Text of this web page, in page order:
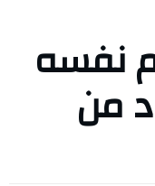
نفسه
من